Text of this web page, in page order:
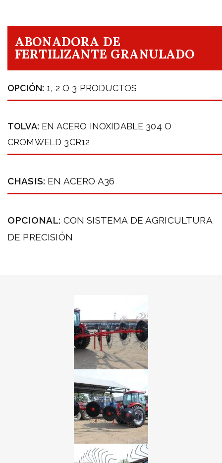
ABONADORA DE
FERTILIZANTE GRANULADO
OPCIÓN: 1, 2 O 3 PRODUCTOS
TOLVA: EN ACERO INOXIDABLE 304 O
CROMWELD 3CR12
CHASIS: EN ACERO A36
OPCIONAL: CON SISTEMA DE AGRICULTURA
DE PRECISIÓN